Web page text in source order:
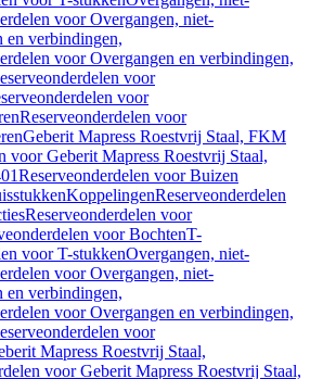
voor Overgangen, niet-
en verbindingen,
voor Overgangen en verbindingen,
voor
voor
Reserveonderdelen voor
Geberit Mapress Roestvrij Staal, FKM
voor Geberit Mapress Roestvrij Staal,
Reserveonderdelen voor Buizen
KoppelingenReserveonderdelen
Reserveonderdelen voor
voor BochtenT-
voor T-stukkenOvergangen, niet-
voor Overgangen, niet-
en verbindingen,
voor Overgangen en verbindingen,
voor
Mapress Roestvrij Staal,
voor Geberit Mapress Roestvrij Staal,